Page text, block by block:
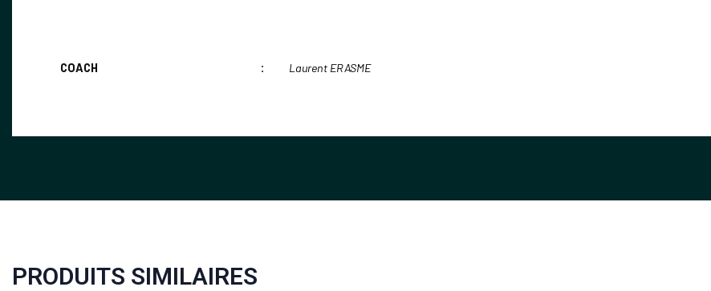
COACH Laurent ERASME
PRODUITS SIMILAIRES